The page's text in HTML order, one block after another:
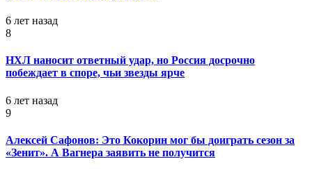
6 лет назад
8
НХЛ наносит ответный удар, но Россия досрочно
побеждает в споре, чьи звезды ярче
6 лет назад
9
Алексей Сафонов: Это Кокорин мог бы доиграть сезон за
«Зенит». А Вагнера заявить не получится